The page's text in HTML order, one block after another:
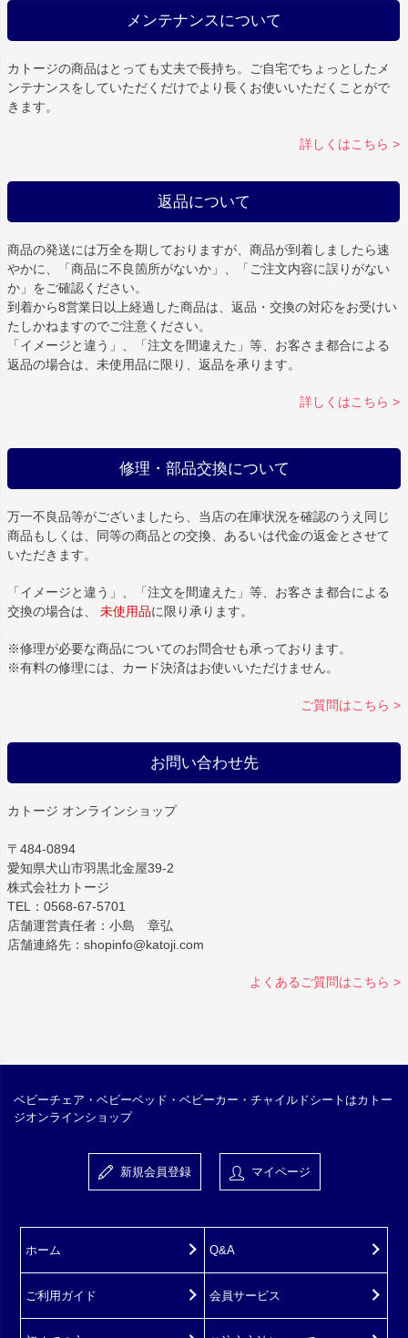
メンテナンスについて
カトージの商品はとっても丈夫で長持ち。ご自宅でちょっとしたメ
ンテナンスをしていただくだけでより長くお使いいただくことがで
きます。
詳しくはこちら >
返品について
商品の発送には万全を期しておりますが、商品が到着しましたら速
やかに、「商品に不良箇所がないか」、「ご注文内容に誤りがない
か」をご確認ください。
到着から8営業日以上経過した商品は、返品・交換の対応をお受けい
たしかねますのでご注意ください。
「イメージと違う」、「注文を間違えた」等、お客さま都合による
返品の場合は、未使用品に限り、返品を承ります。
詳しくはこちら >
修理・部品交換について
万一不良品等がございましたら、当店の在庫状況を確認のうえ同じ
商品もしくは、同等の商品との交換、あるいは代金の返金とさせて
いただきます。
「イメージと違う」、「注文を間違えた」等、お客さま都合による
交換の場合は、 未使用品に限り承ります。
※修理が必要な商品についてのお問合せも承っております。
※有料の修理には、カード決済はお使いいただけません。
ご質問はこちら >
お問い合わせ先
カトージ オンラインショップ
〒484-0894
愛知県犬山市羽黒北金屋39-2
株式会社カトージ
TEL：0568-67-5701
店舗運営責任者：小島 章弘
店舗連絡先：shopinfo@katoji.com
よくあるご質問はこちら >
ベビーチェア・ベビーベッド・ベビーカー・チャイルドシートはカトー
ジオンラインショップ
新規会員登録 マイページ
ホーム
ご利用ガイド
Q&A
会員サービス